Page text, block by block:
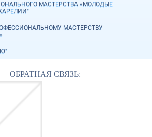
МАСТЕРСТВА «МОЛОДЫЕ
МАСТЕРСТВУ
ОБРАТНАЯ СВЯЗЬ: